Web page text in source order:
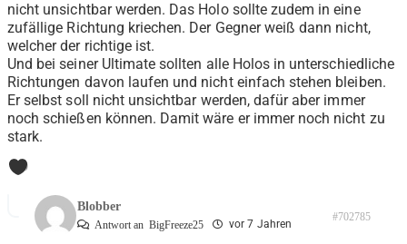
nicht unsichtbar werden. Das Holo sollte zudem in eine
zufällige Richtung kriechen. Der Gegner weiß dann nicht,
welcher der richtige ist.
Und bei seiner Ultimate sollten alle Holos in unterschiedliche
Richtungen davon laufen und nicht einfach stehen bleiben.
Er selbst soll nicht unsichtbar werden, dafür aber immer
noch schießen können. Damit wäre er immer noch nicht zu
stark.
0
Blobber
Antwort an BigFreeze25 vor 7 Jahren
#702785